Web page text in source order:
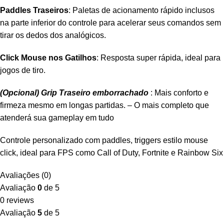
Paddles Traseiros: Paletas de acionamento rápido inclusos
na parte inferior do controle para acelerar seus comandos sem
tirar os dedos dos analógicos.
Click Mouse nos Gatilhos: Resposta super rápida, ideal para
jogos de tiro.
(Opcional) Grip Traseiro emborrachado : Mais conforto e
firmeza mesmo em longas partidas. – O mais completo que
atenderá sua gameplay em tudo
Controle personalizado com paddles, triggers estilo mouse
click, ideal para FPS como Call of Duty, Fortnite e Rainbow Six
Avaliações (0)
Avaliação 0 de 5
0 reviews
Avaliação 5 de 5